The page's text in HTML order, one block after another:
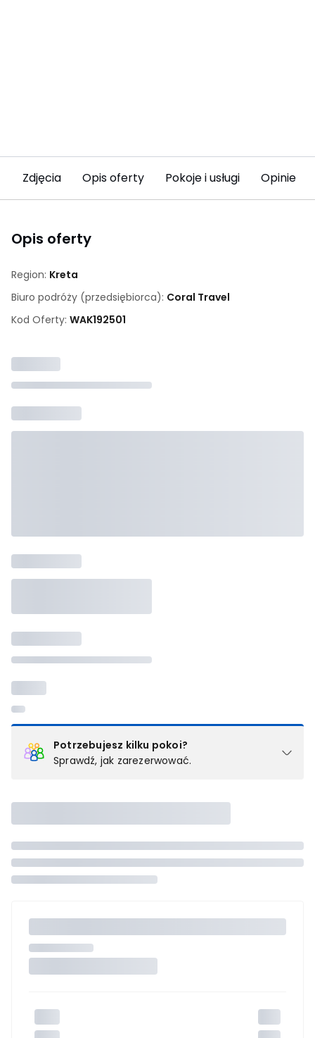
Zdjęcia Opis oferty Pokoje i usługi Opinie
Opis oferty
Region: Kreta
Biuro podróży (przedsiębiorca): Coral Travel
Kod Oferty: WAK192501
Potrzebujesz kilku pokoi?
Sprawdź, jak zarezerwować.
pokoju (lub apartamencie, willi itd.). Wybierz jedną z ofert z listy
i zarezerwuj ją. Zrób oddzielne rezerwacje dla każdego
kolejnego pokoju lubskontaktuj się z nami,by złożyć
zamówienie u naszego doradcy.
Maksymalna liczba uczestników
maksymalny limit dla 1 pokoju.